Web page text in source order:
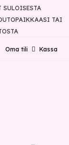
TAI
Kassa
Oma tili